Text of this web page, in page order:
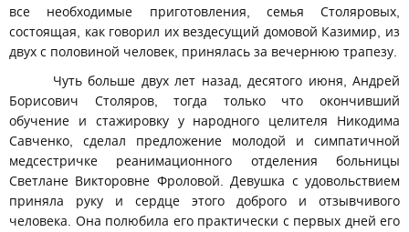
все необходимые приготовления, семья Столяровых,
состоящая, как говорил их вездесущий домовой Казимир, из
двух с половиной человек, принялась за вечернюю трапезу.
Чуть больше двух лет назад, десятого июня, Андрей
Борисович Столяров, тогда только что окончивший
обучение и стажировку у народного целителя Никодима
Савченко, сделал предложение молодой и симпатичной
медсестричке реанимационного отделения больницы
Светлане Викторовне Фроловой. Девушка с удовольствием
приняла руку и сердце этого доброго и отзывчивого
человека. Она полюбила его практически с первых дней его